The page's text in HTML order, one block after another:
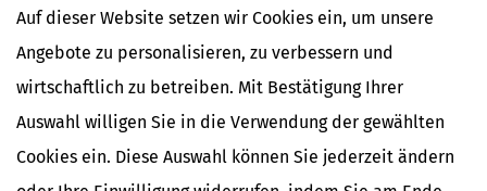
Auf dieser Website setzen wir Cookies ein, um unsere
Angebote zu personalisieren, zu verbessern und
wirtschaftlich zu betreiben. Mit Bestätigung Ihrer
Auswahl willigen Sie in die Verwendung der gewählten
Cookies ein. Diese Auswahl können Sie jederzeit ändern